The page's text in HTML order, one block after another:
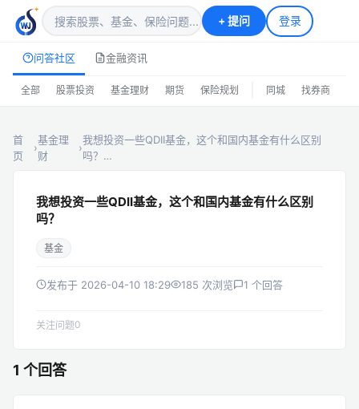
+提问 登录
问答社区 金融资讯
全部 股票投资 基金理财 期货 保险规划 同城 找券商
首
页
›
基金理
财
›
我想投资一些QDII基金，这个和国内基金有什么区别
吗？…
我想投资一些QDII基金，这个和国内基金有什么区别
吗？
基金
发布于 2026-04-10 18:29 185 次浏览 1 个回答
关注问题0
1 个回答